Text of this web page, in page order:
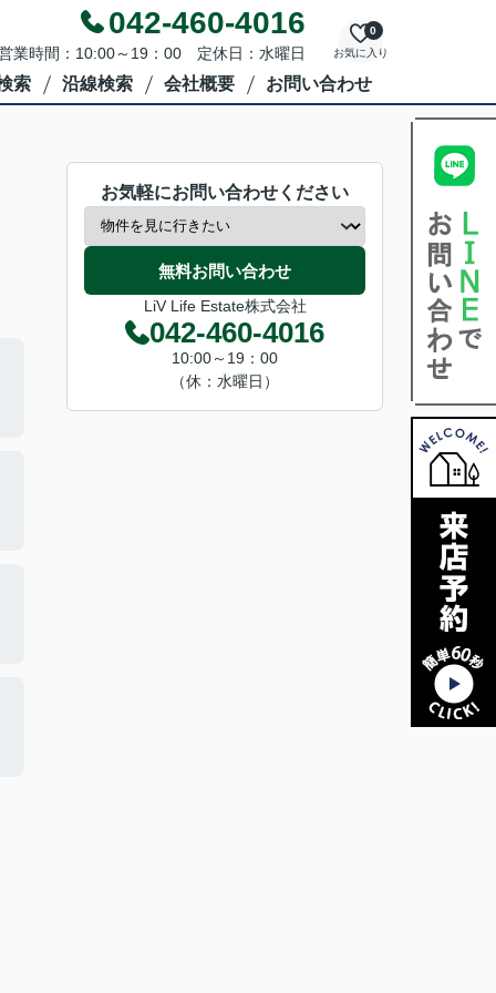
042-460-4016
業時間：10:00～19：00 定休日：水曜日 お気に入り
0
索 沿線検索 会社概要 お問い合わせ
お気軽にお問い合わせください
無料お問い合わせ
LiV Life Estate株式会社
042-460-4016
10:00～19：00
（休：水曜日）